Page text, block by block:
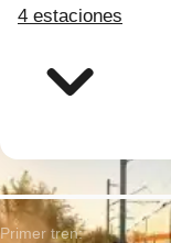
4 estaciones
Primer tren: